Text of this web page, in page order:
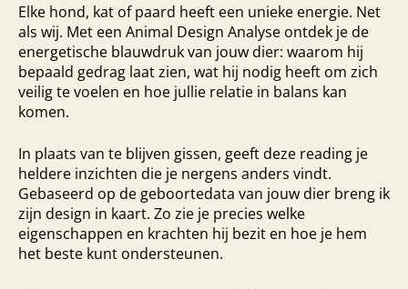
Elke hond, kat of paard heeft een unieke energie. Net
als wij. Met een Animal Design Analyse ontdek je de
energetische blauwdruk van jouw dier: waarom hij
bepaald gedrag laat zien, wat hij nodig heeft om zich
veilig te voelen en hoe jullie relatie in balans kan
komen.
In plaats van te blijven gissen, geeft deze reading je
heldere inzichten die je nergens anders vindt.
Gebaseerd op de geboortedata van jouw dier breng ik
zijn design in kaart. Zo zie je precies welke
eigenschappen en krachten hij bezit en hoe je hem
het beste kunt ondersteunen.